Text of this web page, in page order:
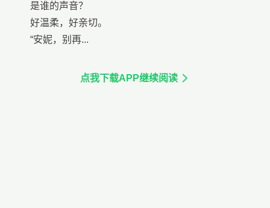
是谁的声音？
好温柔，好亲切。
“安妮，别再...
点我下载APP继续阅读